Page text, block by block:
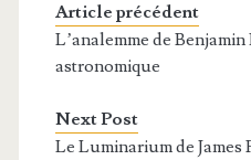
Article précédent
L’analemme de
astronomique
Next Post
Le Luminarium de James